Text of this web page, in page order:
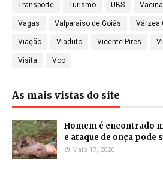
Transporte Turismo UBS Vacina
Vagas Valparaíso de Goiás Várzea
Viação Viaduto Vicente Pires
Visita Voo
As mais vistas do site
Homem é encontrado
e ataque de onça pode
Maio 17, 2020